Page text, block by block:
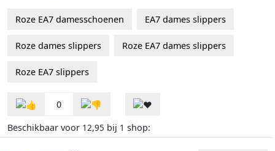
Roze EA7 damesschoenen EA7 dames slippers
Roze dames slippers Roze EA7 dames slippers
Roze EA7 slippers
0
Beschikbaar voor 12,95 bij 1 shop: